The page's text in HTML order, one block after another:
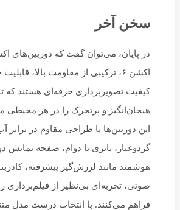
سخن آخر
در پایان، می‌توان گفت که دوربین‌های
اکشن ۶، ترکیبی از مقاومت بالا،
کیفیت تصویربرداری حرفه‌ای هستند
هیجان‌انگیز و پرتحرک را در هر
این دوربین‌ها با طراحی مقاوم در برابر
گردوغبار، باتری با دوام، صفحه نمایش
هوشمند مانند لرزش‌گیر پیشرفته،
صوتی، تجربه‌ای بی‌نظیر از فیلم‌برداری
فراهم می‌کنند. با انتخاب درست مدل